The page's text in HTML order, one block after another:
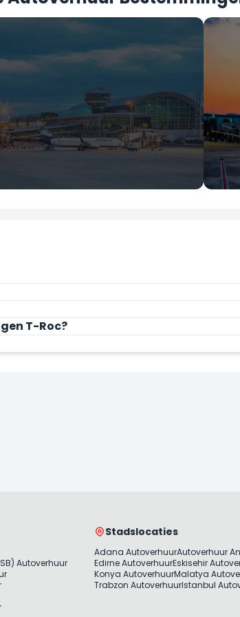
T-Roc?
Autoverhuur
Stadslocaties
Adana AutoverhuurAutoverhuur
Edirne AutoverhuurEskisehir
Konya AutoverhuurMalatya
Trabzon AutoverhuurIstanbul